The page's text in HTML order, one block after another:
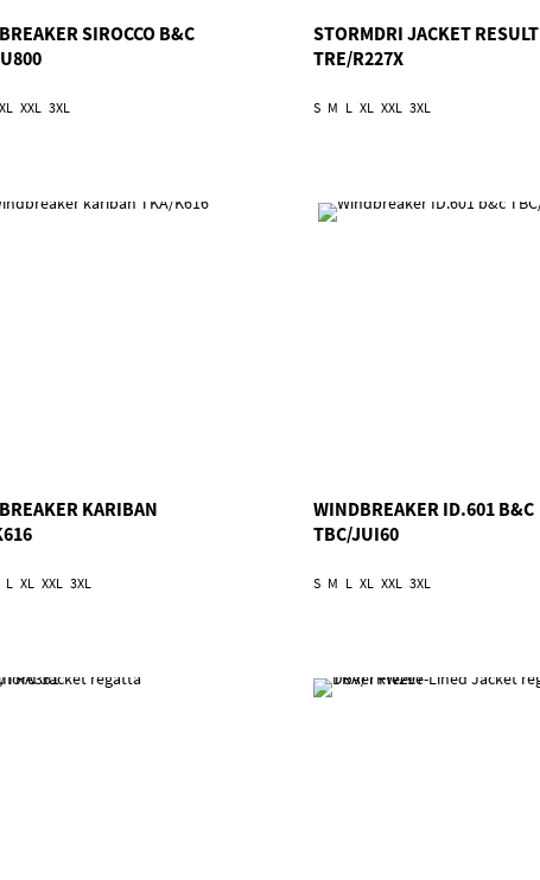
SIROCCO B&C
XL XXL 3XL
STORMDRI JACKET RESULT
TRE/R227X
S M L XL XXL 3XL
KARIBAN
L XL XXL 3XL
WINDBREAKER ID.601 B&C
TBC/JUI60
S M L XL XXL 3XL